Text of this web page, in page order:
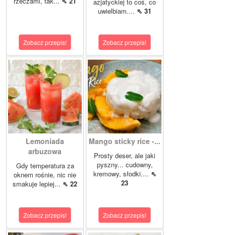
Zobacz przepis!
azjatyckiej to coś, co
uwielbiam.... ⇖ 31
Zobacz przepis!
Lemoniada
arbuzowa
Gdy temperatura za
oknem rośnie, nic nie
smakuje lepiej... ⇖ 22
Zobacz przepis!
Mango sticky rice -...
Prosty deser, ale jaki
pyszny... cudowny,
kremowy, słodki.... ⇖
23
Zobacz przepis!